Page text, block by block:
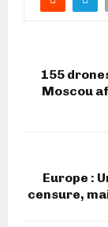
155
Moscou
Europe :
censure,